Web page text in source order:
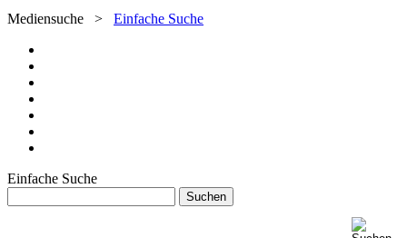
Mediensuche > Einfache Suche
Einfache Suche